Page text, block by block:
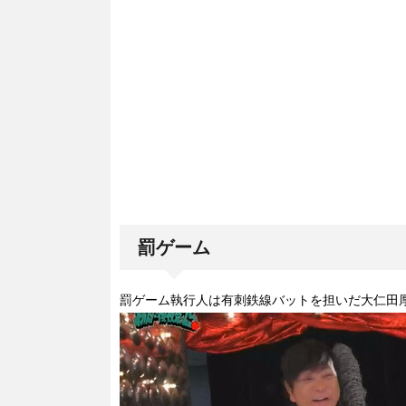
罰ゲーム
罰ゲーム執行人は有刺鉄線バットを担いだ大仁田